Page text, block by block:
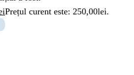
Prețul curent este: 250,00lei.